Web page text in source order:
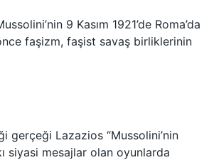
9 Kasım 1921’de Roma’da
faşizm, faşist savaş birliklerinin
gerçeği Lazazios “Mussolini’nin
siyasi mesajlar olan oyunlarda